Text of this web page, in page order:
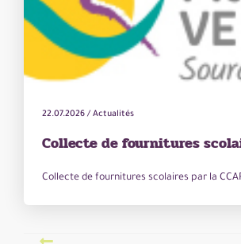
22.07.2026 / Actualités
Collecte de fournitures
Collecte de fournitures scolaires par la